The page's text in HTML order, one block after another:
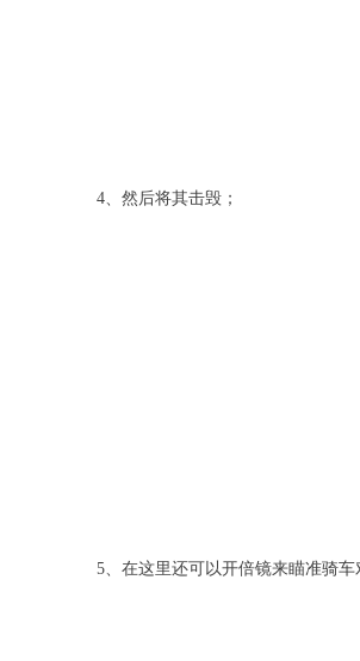
4、然后将其击毁；
5、在这里还可以开倍镜来瞄准骑车